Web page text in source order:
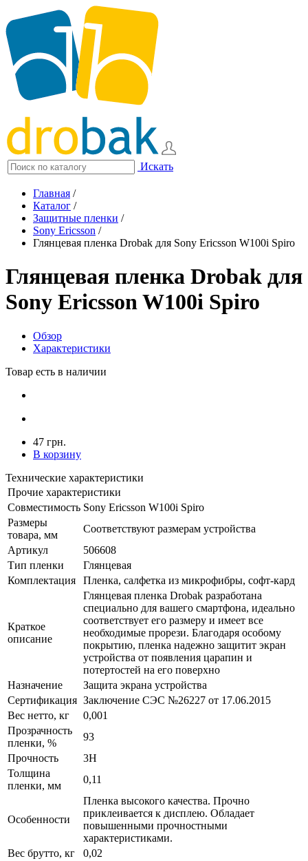
Искать
Главная /
Каталог /
Защитные пленки /
Sony Ericsson /
Глянцевая пленка Drobak для Sony Ericsson W100i Spiro
Глянцевая пленка Drobak для
Sony Ericsson W100i Spiro
Обзор
Характеристики
Товар есть в наличии
47 грн.
В корзину
Технические характеристики
Прочие характеристики
Совместимость Sony Ericsson W100i Spiro
Размеры
товара, мм
Соответствуют размерам устройства
Артикул
506608
Тип пленки
Глянцевая
Комплектация
Пленка, салфетка из микрофибры, софт-кард
Краткое
описание
Глянцевая пленка Drobak разработана
специально для вашего смартфона, идеально
соответствует его размеру и имеет все
необходимые прорези. Благодаря особому
покрытию, пленка надежно защитит экран
устройства от появления царапин и
потертостей на его поверхно
Назначение
Защита экрана устройства
Сертификация Заключение СЭС №26227 от 17.06.2015
Вес нетто, кг
0,001
Прозрачность
пленки, %
93
Прочность
3H
Толщина
пленки, мм
0,11
Особенности
Пленка высокого качества. Прочно
приклеивается к дисплею. Обладает
повышенными прочностными
характеристиками.
Вес брутто, кг
0,02